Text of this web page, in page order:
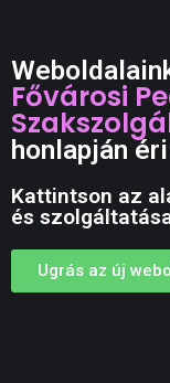
Fővárosi
honlapján
Kattintson az
és
Ugrás az új